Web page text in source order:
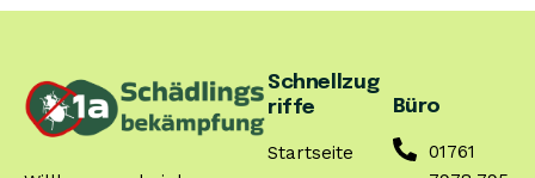
Schnellzug
riffe
Startseite
Büro
01761